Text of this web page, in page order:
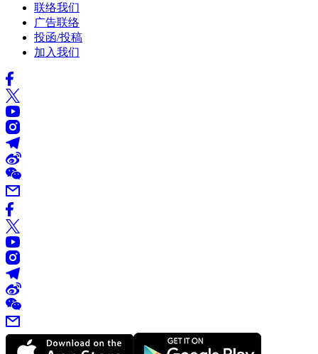
联络我们
广告联络
投函/投稿
加入我们